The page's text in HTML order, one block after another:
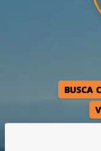
BUSCA